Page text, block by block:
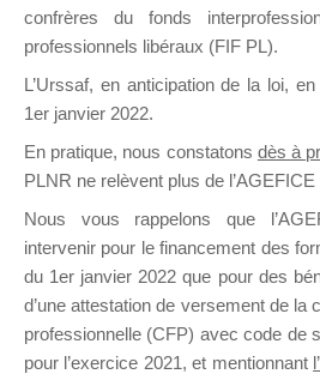
il y
Ce groupe est destiné aux
Formation qui souhaitent
confrères du fonds
professionnels libéraux (FIF PL).
L’Urssaf, en anticipation de la loi, en
1er janvier 2022.
En pratique, nous constatons dès à
PLNR ne relèvent plus de l’AGEFICE
Nous vous rappelons que
intervenir pour le financement des
du 1er janvier 2022 que pour des
d’une attestation de versement de la
professionnelle (CFP) avec code de
pour l’exercice 2021, et mentionnant